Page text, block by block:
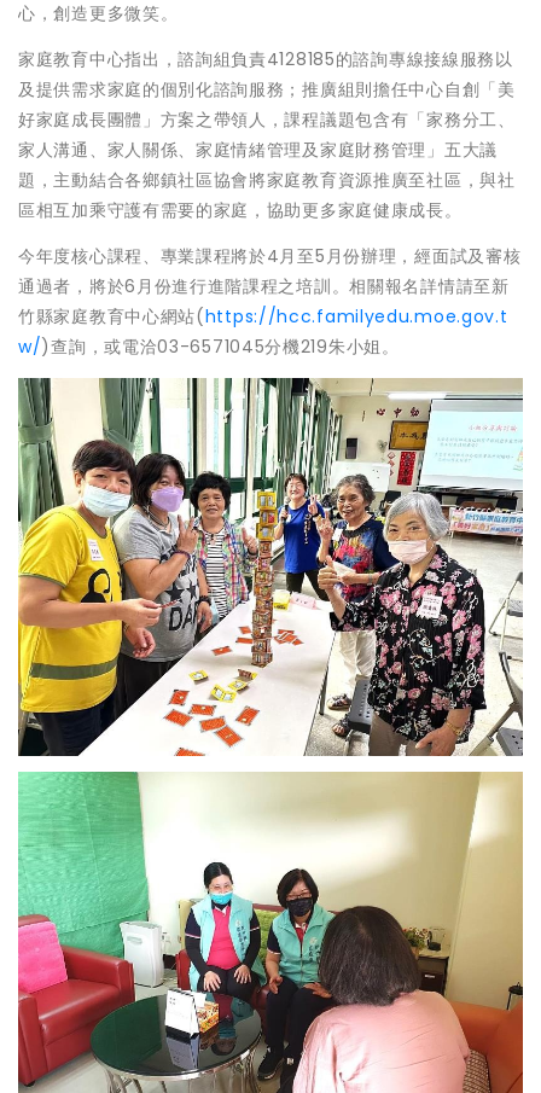
心，創造更多微笑。
家庭教育中心指出，諮詢組負責4128185的諮詢專線接線服務以
及提供需求家庭的個別化諮詢服務；推廣組則擔任中心自創「美
好家庭成長團體」方案之帶領人，課程議題包含有「家務分工、
家人溝通、家人關係、家庭情緒管理及家庭財務管理」五大議
題，主動結合各鄉鎮社區協會將家庭教育資源推廣至社區，與社
區相互加乘守護有需要的家庭，協助更多家庭健康成長。
今年度核心課程、專業課程將於4月至5月份辦理，經面試及審核
通過者，將於6月份進行進階課程之培訓。相關報名詳情請至新
竹縣家庭教育中心網站(https://hcc.familyedu.moe.gov.t
w/)查詢，或電洽03-6571045分機219朱小姐。